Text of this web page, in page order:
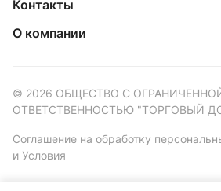
Контакты
О компании
© 2026 ОБЩЕСТВО С
ОТВЕТСТВЕННОСТЬЮ "ТОРГОВЫЙ
Соглашение на обработку
и Условия